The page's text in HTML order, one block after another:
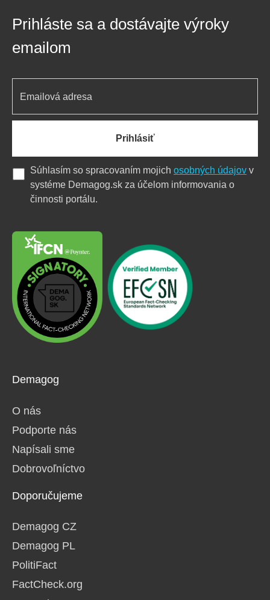
Demagog
O nás
Podporte nás
Napísali sme
Dobrovoľníctvo
Doporučujeme
Demagog CZ
Demagog PL
PolitiFact
FactCheck.org
Prihláste sa a dostávajte výroky
emailom
Prihlásiť
Súhlasím so spracovaním mojich osobných údajov v
systéme Demagog.sk za účelom informovania o
činnosti portálu.